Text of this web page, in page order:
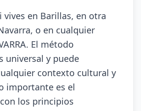
en Barillas, en otra
o en cualquier
El método
universal y puede
contexto cultural y
importante es el
los principios